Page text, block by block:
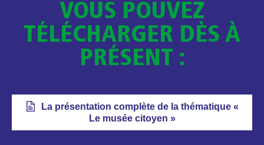
VOUS POUVEZ
TÉLÉCHARGER DÈS À
PRÉSENT :
La présentation complète de la thématique «
Le musée citoyen »